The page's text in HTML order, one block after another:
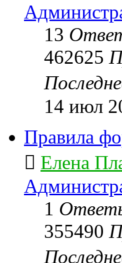
13
462625
14 июл
Правила
Елена
1
355490